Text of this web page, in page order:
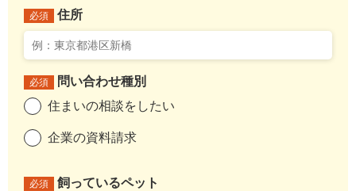
必須 住所
必須
問い合わせ種別
住まいの相談をしたい
企業の資料請求
必須
飼っているペット